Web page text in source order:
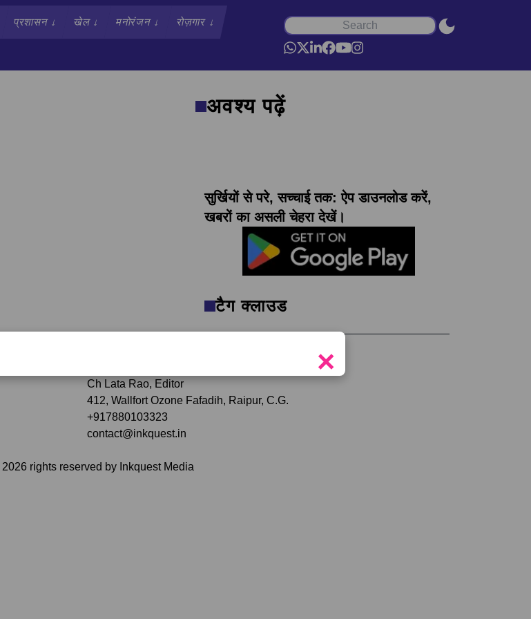
प्रशासन↓ खेल↓ मनोरंजन↓ रोज़गार↓
×
अवश्य पढ़ें
सुर्खियों से परे, सच्चाई तक: ऐप डाउनलोड करें,
खबरों का असली चेहरा देखें।
टैग क्लाउड
Ch Lata Rao, Editor
412, Wallfort Ozone Fafadih, Raipur, C.G.
+917880103323
contact@inkquest.in
2026 rights reserved by Inkquest Media